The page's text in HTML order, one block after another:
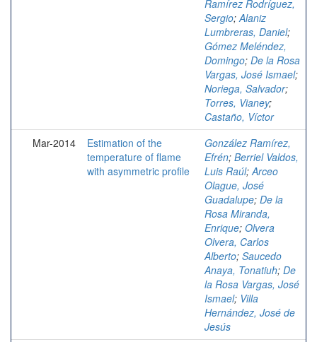
Ramírez Rodríguez,
Sergio; Alaniz
Lumbreras, Daniel;
Gómez Meléndez,
Domingo; De la Rosa
Vargas, José Ismael;
Noriega, Salvador;
Torres, Vianey;
Castaño, Víctor
Mar-2014
Estimation of the
temperature of flame
with asymmetric profile
González Ramírez,
Efrén; Berriel Valdos,
Luis Raúl; Arceo
Olague, José
Guadalupe; De la
Rosa Miranda,
Enrique; Olvera
Olvera, Carlos
Alberto; Saucedo
Anaya, Tonatiuh; De
la Rosa Vargas, José
Ismael; Villa
Hernández, José de
Jesús